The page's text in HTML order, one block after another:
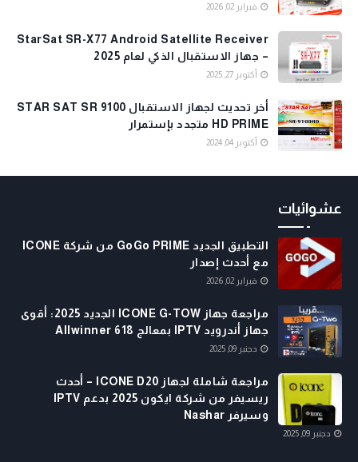
فبراير 02, 2026
StarSat SR-X77 Android Satellite Receiver
– جهاز الاستقبال الذكي لعام 2025
أكتوبر 27, 2025
أخر تحديث لجهاز الاستقبال STAR SAT SR 9100
HD PRIME متجدد بإستمرار
أكتوبر 04, 2024
عشوائيات
التطبيق الجديد GoGo PRIME من شركة ICONE
مع أحدث إصدار
فبراير 02, 2026
مراجعة جهاز ICONE G-TOW الجديد 2025: أقوى
جهاز أندرويد IPTV بمعالج Allwinner 618
دجنبر 09, 2025
مراجعة شاملة لجهاز ICONE D20 – أحدث
ريسيفر من شركة ايكون 2025 بدعم IPTV
وسيرفر Nashar
دجنبر 09, 2025